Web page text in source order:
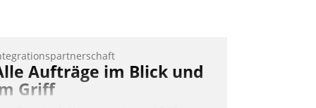
Aufträge im Blick und
Griff